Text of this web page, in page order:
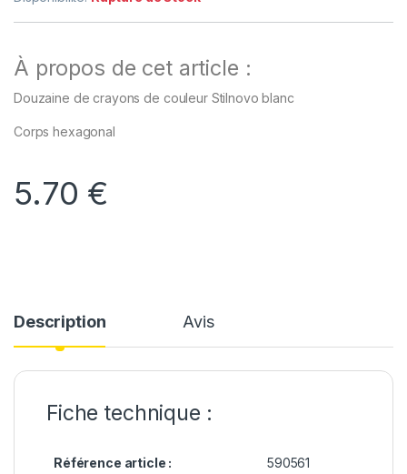
À propos de cet article :
Douzaine de crayons de couleur Stilnovo blanc
Corps hexagonal
5.70 €
Description Avis
Fiche technique :
Référence article : 590561